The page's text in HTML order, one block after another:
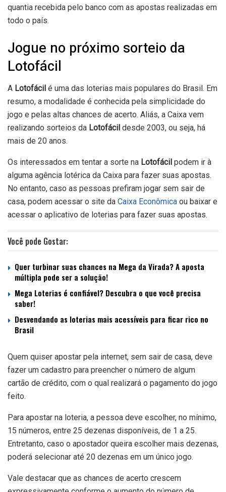
quantia recebida pelo banco com as apostas realizadas em
todo o país.
Jogue no próximo sorteio da
Lotofácil
A Lotofácil é uma das loterias mais populares do Brasil. Em
resumo, a modalidade é conhecida pela simplicidade do
jogo e pelas altas chances de acerto. Aliás, a Caixa vem
realizando sorteios da Lotofácil desde 2003, ou seja, há
mais de 20 anos.
Os interessados em tentar a sorte na Lotofácil podem ir à
alguma agência lotérica da Caixa para fazer suas apostas.
No entanto, caso as pessoas prefiram jogar sem sair de
casa, podem acessar o site da Caixa Econômica ou baixar e
acessar o aplicativo de loterias para fazer suas apostas.
Você pode Gostar:
Quer turbinar suas chances na Mega da Virada? A aposta
múltipla pode ser a solução!
Mega Loterias é confiável? Descubra o que você precisa
saber!
Desvendando as loterias mais acessíveis para ficar rico no
Brasil
Quem quiser apostar pela internet, sem sair de casa, deve
fazer um cadastro para preencher o número de algum
cartão de crédito, com o qual realizará o pagamento do jogo
feito.
Para apostar na loteria, a pessoa deve escolher, no mínimo,
15 números, entre 25 dezenas disponíveis, de 1 a 25.
Entretanto, caso o apostador queira escolher mais dezenas,
poderá selecionar até 20 dezenas em um único jogo.
Vale destacar que as chances de acerto crescem